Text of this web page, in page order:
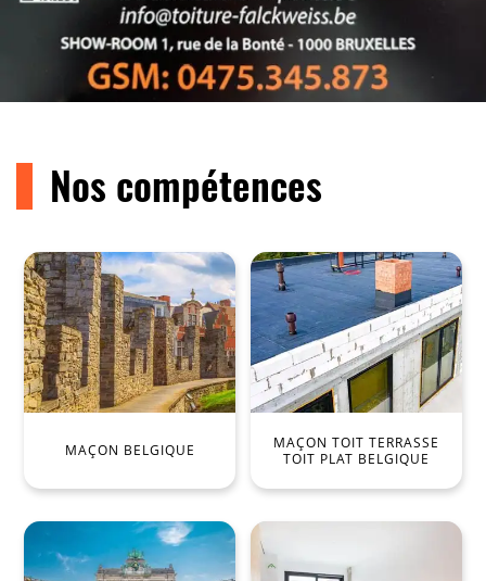
Nos compétences
MAÇON BELGIQUE
MAÇON TOIT TERRASSE
TOIT PLAT BELGIQUE